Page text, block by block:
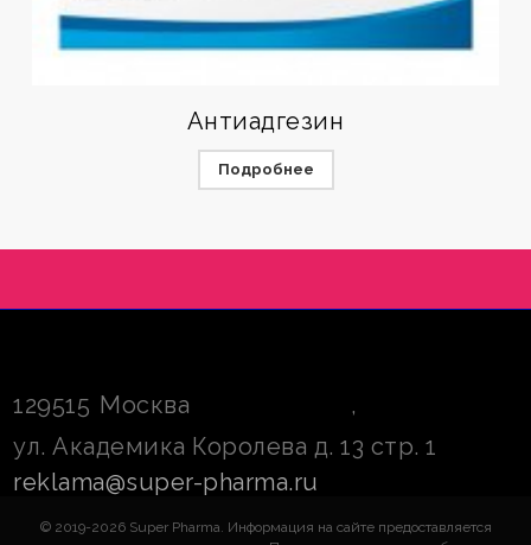
Антиадгезин
Подробнее
129515 Москва
,
ул. Академика Королева д. 13 стр. 1
reklama@super-pharma.ru
© 2019-2026 Super Pharma. Информация на сайте предоставляется